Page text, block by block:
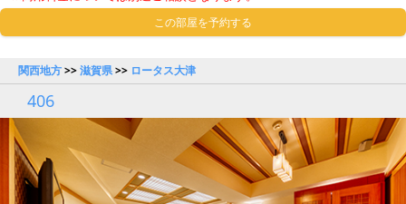
この部屋を予約する
関西地方>>滋賀県>> ロータス大津
406